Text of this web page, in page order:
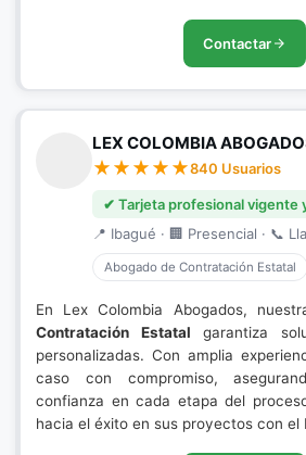
Contactar
LEX COLOMBIA
840 Usuarios
✔ Tarjeta profesional vigente
📍 Ibagué · 🏢 Presencial · 📞
Abogado de Contratación Estatal
En Lex Colombia Abogados,
Contratación Estatal garantiza
personalizadas. Con amplia
caso con compromiso,
confianza en cada etapa del
hacia el éxito en sus proyectos con el